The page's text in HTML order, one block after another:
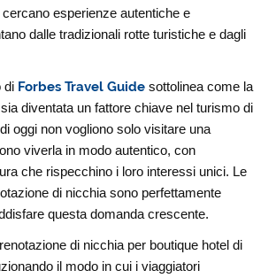
esperienze autentiche e
dalle tradizionali rotte turistiche e dagli
di Forbes Travel Guide sottolinea come la
diventata un fattore chiave nel turismo di
oggi non vogliono solo visitare una
viverla in modo autentico, con
che rispecchino i loro interessi unici. Le
di nicchia sono perfettamente
questa domanda crescente.
di nicchia per boutique hotel di
il modo in cui i viaggiatori